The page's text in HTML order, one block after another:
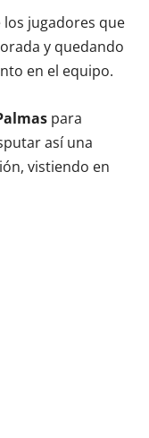
jugadores que
y quedando
en el equipo.
para
así una
vistiendo en